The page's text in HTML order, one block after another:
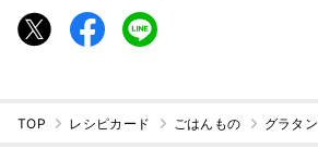
TOP レシピカード ごはんもの グラタン